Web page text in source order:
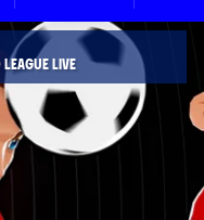
LEAGUE LIVE